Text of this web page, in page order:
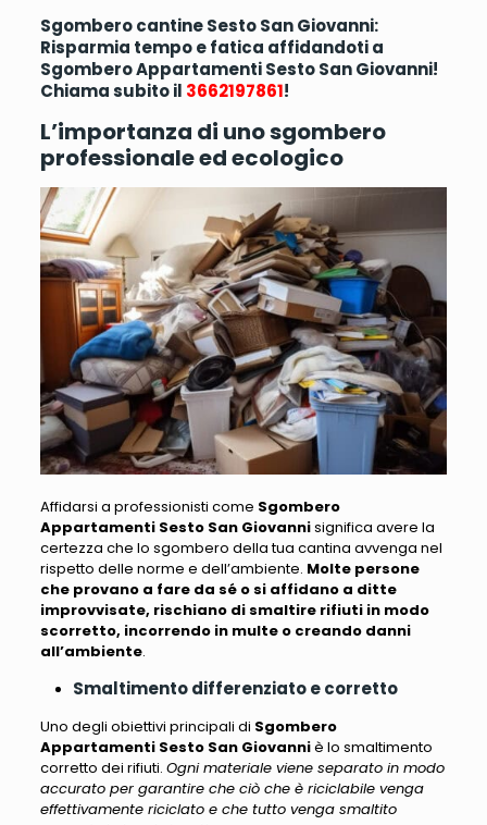
Sgombero cantine Sesto San Giovanni:
Risparmia tempo e fatica affidandoti a
Sgombero Appartamenti Sesto San Giovanni!
Chiama subito il 3662197861!
L’importanza di uno sgombero
professionale ed ecologico
Affidarsi a professionisti come Sgombero
Appartamenti Sesto San Giovannisignifica avere la
certezza che lo sgombero della tua cantina avvenga nel
rispetto delle norme e dell’ambiente. Molte persone
che provano a fare da sé o si affidano a ditte
improvvisate, rischiano di smaltire rifiuti in modo
scorretto, incorrendo in multe o creando danni
all’ambiente.
Smaltimento differenziato e corretto
Uno degli obiettivi principali di Sgombero
Appartamenti Sesto San Giovanniè lo smaltimento
corretto dei rifiuti. Ogni materiale viene separato in modo
accurato per garantire che ciò che è riciclabile venga
effettivamente riciclato e che tutto venga smaltito